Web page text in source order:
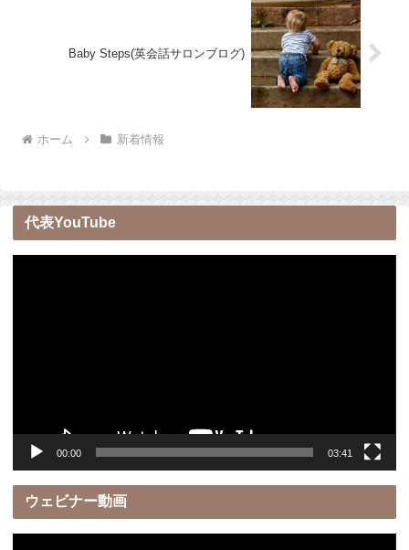
Baby Steps(英会話サロンブログ)
ホーム 新着情報
代表YouTube
00:00 03:41
ウェビナー動画